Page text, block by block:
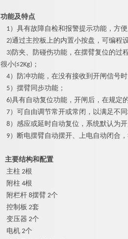
功能及特点
1）具有故障自检和报警提示功能，方
2)通过主控板上的内置小按盘，可编程
3)防夹、防碰伤功能，在摆臂复位的过
很小(≤2Kg) ；
4）防冲功能，在没有接收到开闸信号
5）摆臂同步功能；
6)具有自动复位功能，开闸后，在规定
7）可自由调节常开或常闭，以满足不同
8）感应或延时自动复位，系统默认为
9）断电摆臂自动摆开、上电自动闭合
主要结构和配置
主柱 2根
附柱 4根
附栏杆 8摆臂 2个
控制板 2套
变压器 2个
电机 2个